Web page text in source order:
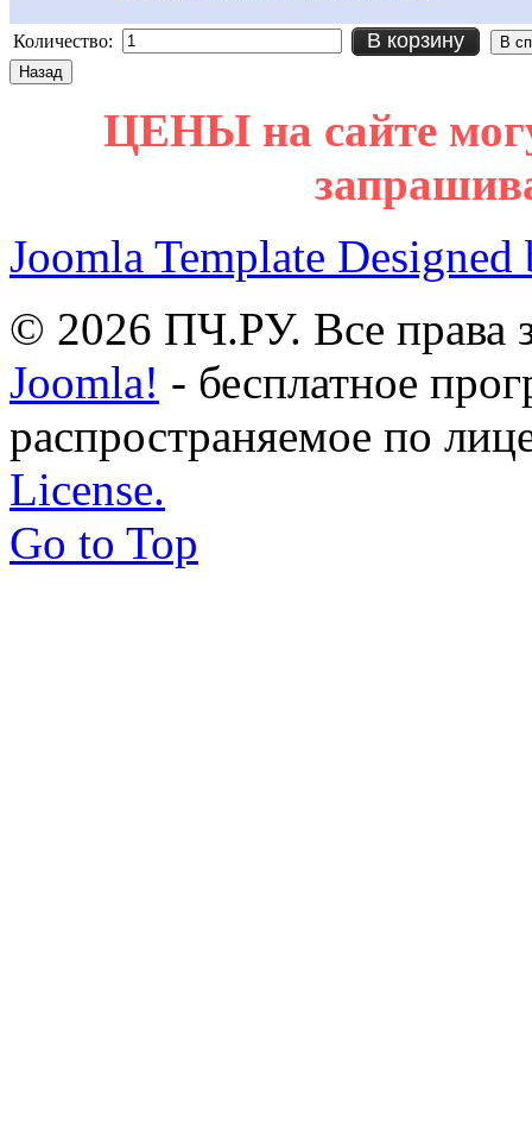
Количество: В корзину
ЦЕНЫ на сайте
Joomla Template Designed
© 2026 ПЧ.РУ. Все права
Joomla! - бесплатное
распространяемое по
License.
Go to Top